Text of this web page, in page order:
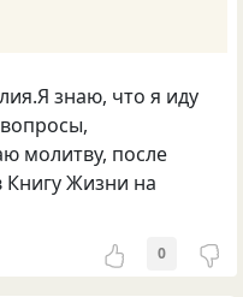
знаю, что я иду
молитву, после
Книгу Жизни на
0